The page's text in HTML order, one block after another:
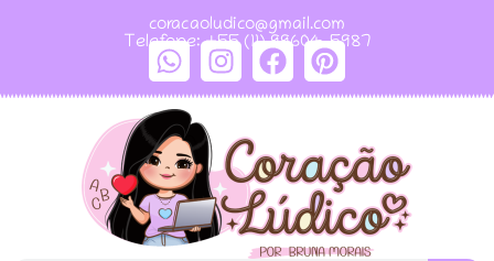
coracaoludico@gmail.com
Telefone: +55 (11) 99604-5987